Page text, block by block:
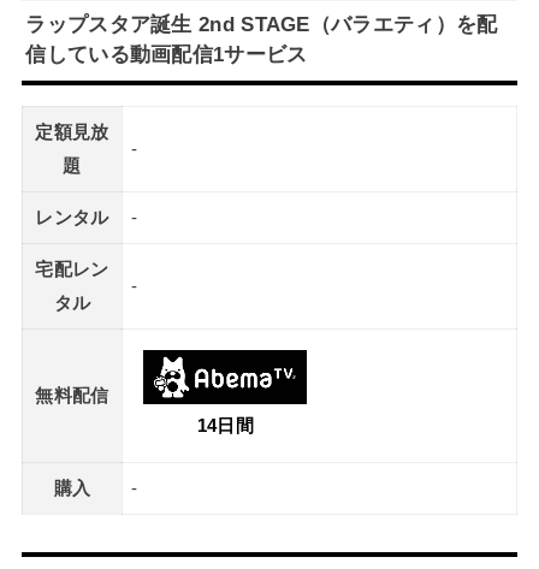
ラップスタア誕生 2nd STAGE（バラエティ）を配
信している動画配信1サービス
定額見放
題
-
レンタル -
宅配レン
タル
-
無料配信
14日間
購入 -